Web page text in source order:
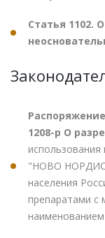
Статья 1102.
1208-р О
использования
"НОВО
населения
препаратами